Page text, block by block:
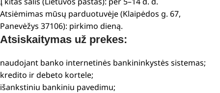
Atsiėmimas mūsų parduotuvėje (Klaipėdos g. 67,
Panevėžys 37106): pirkimo dieną.
Atsiskaitymas už prekes:
naudojant banko internetinės bankininkystės sistemas;
kredito ir debeto kortele;
išankstiniu bankiniu pavedimu;